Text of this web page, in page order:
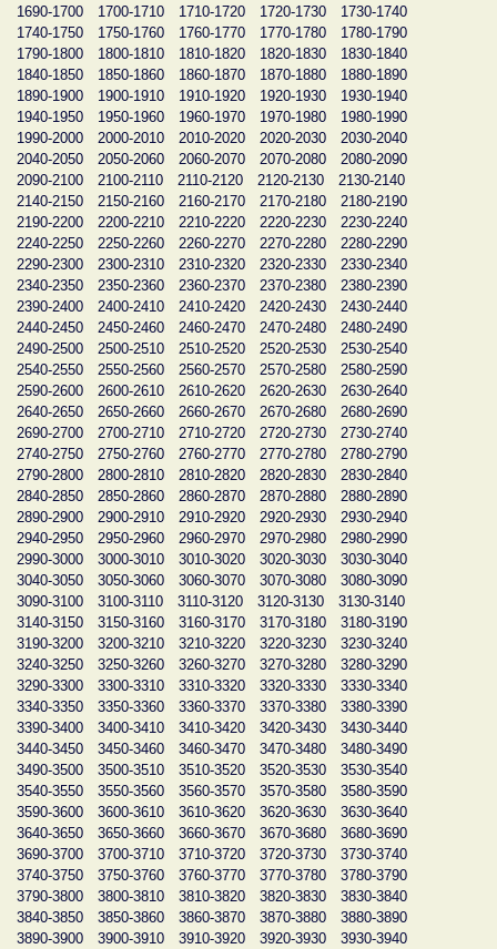
1690-1700
1700-1710 1710-1720 1720-1730
1730-1740
1740-1750
1750-1760 1760-1770 1770-1780
1780-1790
1790-1800
1800-1810 1810-1820 1820-1830
1830-1840
1840-1850
1850-1860 1860-1870 1870-1880
1880-1890
1890-1900
1900-1910 1910-1920 1920-1930
1930-1940
1940-1950
1950-1960 1960-1970 1970-1980
1980-1990
1990-2000
2000-2010 2010-2020 2020-2030
2030-2040
2040-2050
2050-2060 2060-2070 2070-2080
2080-2090
2090-2100
2100-2110 2110-2120 2120-2130
2130-2140
2140-2150
2150-2160 2160-2170 2170-2180
2180-2190
2190-2200
2200-2210 2210-2220 2220-2230
2230-2240
2240-2250
2250-2260 2260-2270 2270-2280
2280-2290
2290-2300
2300-2310 2310-2320 2320-2330
2330-2340
2340-2350
2350-2360 2360-2370 2370-2380
2380-2390
2390-2400
2400-2410 2410-2420 2420-2430
2430-2440
2440-2450
2450-2460 2460-2470 2470-2480
2480-2490
2490-2500
2500-2510 2510-2520 2520-2530
2530-2540
2540-2550
2550-2560 2560-2570 2570-2580
2580-2590
2590-2600
2600-2610 2610-2620 2620-2630
2630-2640
2640-2650
2650-2660 2660-2670 2670-2680
2680-2690
2690-2700
2700-2710 2710-2720 2720-2730
2730-2740
2740-2750
2750-2760 2760-2770 2770-2780
2780-2790
2790-2800
2800-2810 2810-2820 2820-2830
2830-2840
2840-2850
2850-2860 2860-2870 2870-2880
2880-2890
2890-2900
2900-2910 2910-2920 2920-2930
2930-2940
2940-2950
2950-2960 2960-2970 2970-2980
2980-2990
2990-3000
3000-3010 3010-3020 3020-3030
3030-3040
3040-3050
3050-3060 3060-3070 3070-3080
3080-3090
3090-3100
3100-3110 3110-3120 3120-3130
3130-3140
3140-3150
3150-3160 3160-3170 3170-3180
3180-3190
3190-3200
3200-3210 3210-3220 3220-3230
3230-3240
3240-3250
3250-3260 3260-3270 3270-3280
3280-3290
3290-3300
3300-3310 3310-3320 3320-3330
3330-3340
3340-3350
3350-3360 3360-3370 3370-3380
3380-3390
3390-3400
3400-3410 3410-3420 3420-3430
3430-3440
3440-3450
3450-3460 3460-3470 3470-3480
3480-3490
3490-3500
3500-3510 3510-3520 3520-3530
3530-3540
3540-3550
3550-3560 3560-3570 3570-3580
3580-3590
3590-3600
3600-3610 3610-3620 3620-3630
3630-3640
3640-3650
3650-3660 3660-3670 3670-3680
3680-3690
3690-3700
3700-3710 3710-3720 3720-3730
3730-3740
3740-3750
3750-3760 3760-3770 3770-3780
3780-3790
3790-3800
3800-3810 3810-3820 3820-3830
3830-3840
3840-3850
3850-3860 3860-3870 3870-3880
3880-3890
3890-3900
3900-3910 3910-3920 3920-3930
3930-3940